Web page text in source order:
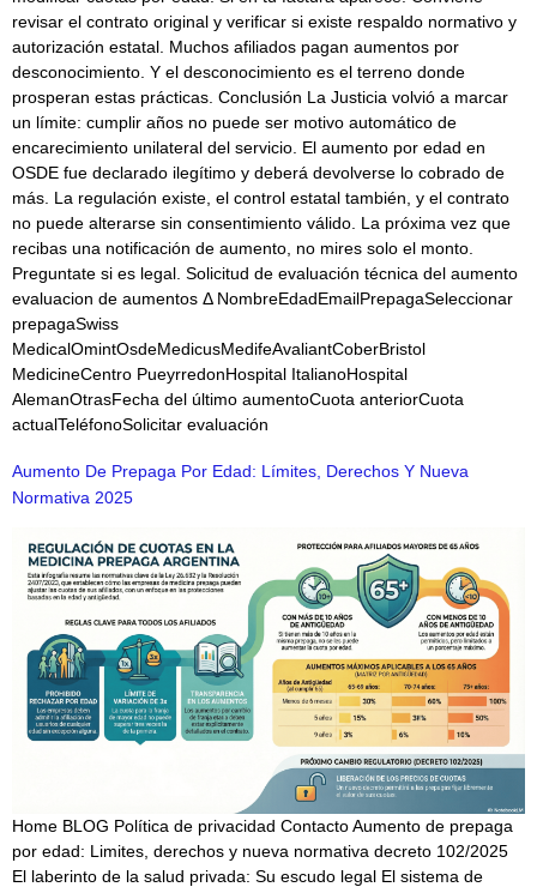
revisar el contrato original y verificar si existe respaldo normativo y
autorización estatal. Muchos afiliados pagan aumentos por
desconocimiento. Y el desconocimiento es el terreno donde
prosperan estas prácticas. Conclusión La Justicia volvió a marcar
un límite: cumplir años no puede ser motivo automático de
encarecimiento unilateral del servicio. El aumento por edad en
OSDE fue declarado ilegítimo y deberá devolverse lo cobrado de
más. La regulación existe, el control estatal también, y el contrato
no puede alterarse sin consentimiento válido. La próxima vez que
recibas una notificación de aumento, no mires solo el monto.
Preguntate si es legal. Solicitud de evaluación técnica del aumento
evaluacion de aumentos Δ NombreEdadEmailPrepagaSeleccionar
prepagaSwiss
MedicalOmintOsdeMedicusMedifeAvaliantCoberBristol
MedicineCentro PueyrredonHospital ItalianoHospital
AlemanOtrasFecha del último aumentoCuota anteriorCuota
actualTeléfonoSolicitar evaluación
Aumento De Prepaga Por Edad: Límites, Derechos Y Nueva
Normativa 2025
Home BLOG Política de privacidad Contacto Aumento de prepaga
por edad: Limites, derechos y nueva normativa decreto 102/2025
El laberinto de la salud privada: Su escudo legal El sistema de